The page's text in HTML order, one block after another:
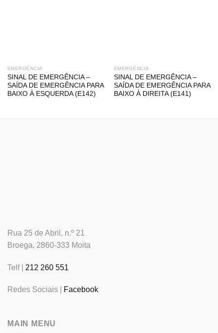
EMERGÊNCIA
SINAL DE EMERGÊNCIA –
SAÍDA DE EMERGÊNCIA PARA
BAIXO À ESQUERDA (E142)
EMERGÊNCIA
SINAL DE EMERGÊNCIA –
SAÍDA DE EMERGÊNCIA PARA
BAIXO À DIREITA (E141)
Rua 25 de Abril, n.º 21
Broega, 2860-333 Moita
Telf | 212 260 551
Redes Sociais | Facebook
MAIN MENU